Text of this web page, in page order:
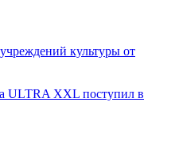
культуры от
ULTRA XXL поступил в